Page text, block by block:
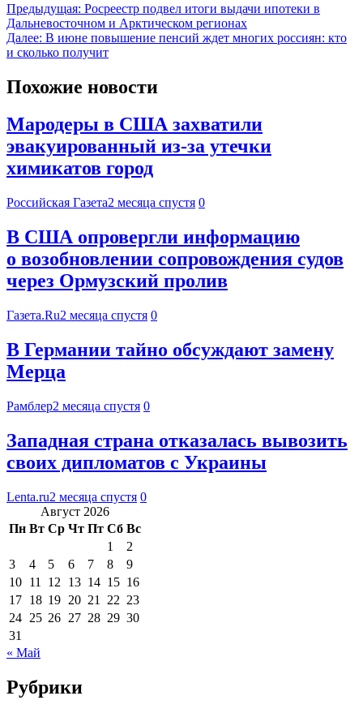
Предыдущая: Росреестр подвел итоги выдачи ипотеки в
Дальневосточном и Арктическом регионах
Далее: В июне повышение пенсий ждет многих россиян: кто
и сколько получит
Похожие новости
Мародеры в США захватили
эвакуированный из-за утечки
химикатов город
Российская Газета2 месяца спустя 0
В США опровергли информацию
о возобновлении сопровождения судов
через Ормузский пролив
Газета.Ru2 месяца спустя 0
В Германии тайно обсуждают замену
Мерца
Рамблер2 месяца спустя 0
Западная страна отказалась вывозить
своих дипломатов с Украины
Lenta.ru2 месяца спустя 0
Август 2026
Пн Вт Ср Чт Пт Сб Вс
1
2
3
4 5 6 7 8
9
10 11 12 13 14 15 16
17 18 19 20 21 22 23
24 25 26 27 28 29 30
31
« Май
Рубрики